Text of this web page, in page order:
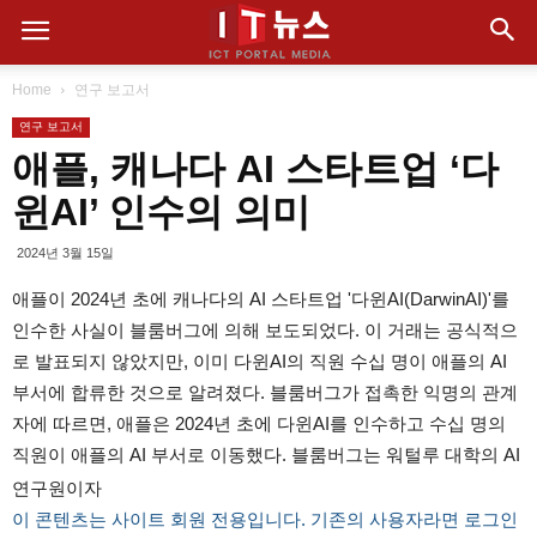
Home 연구 보고서
연구 보고서
애플, 캐나다 AI 스타트업 ‘다
윈AI’ 인수의 의미
2024년 3월 15일
애플이 2024년 초에 캐나다의 AI 스타트업 '다윈AI(DarwinAI)'를
인수한 사실이 블룸버그에 의해 보도되었다. 이 거래는 공식적으
로 발표되지 않았지만, 이미 다윈AI의 직원 수십 명이 애플의 AI
부서에 합류한 것으로 알려졌다. 블룸버그가 접촉한 익명의 관계
자에 따르면, 애플은 2024년 초에 다윈AI를 인수하고 수십 명의
직원이 애플의 AI 부서로 이동했다. 블룸버그는 워털루 대학의 AI
연구원이자
이 콘텐츠는 사이트 회원 전용입니다. 기존의 사용자라면 로그인